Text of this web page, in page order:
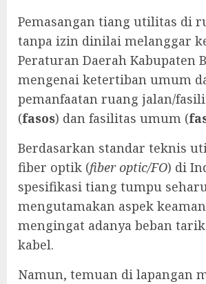
Pemasangan tiang utilitas di
tanpa izin dinilai melanggar
Peraturan Daerah Kabupaten
mengenai ketertiban umum
pemanfaatan ruang jalan/
(fasos) dan fasilitas umum (
‎Berdasarkan standar teknis
fiber optik (fiber optic/FO) di
spesifikasi tiang tumpu
mengutamakan aspek
mengingat adanya beban
kabel.
‎Namun, temuan di lapangan